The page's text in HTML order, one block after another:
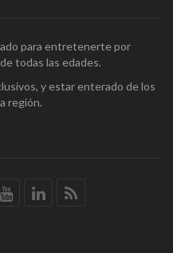
para entretenerte por
todas las edades.
y estar enterado de los
región.